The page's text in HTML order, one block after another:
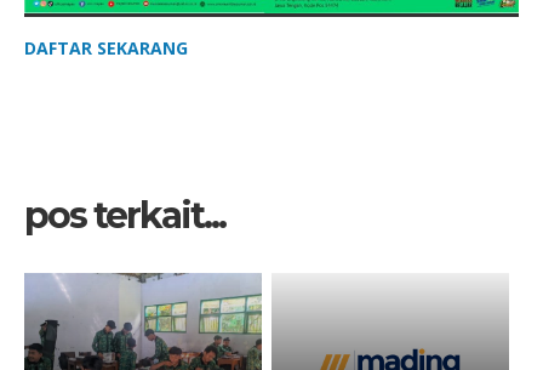
DAFTAR SEKARANG
pos terkait...